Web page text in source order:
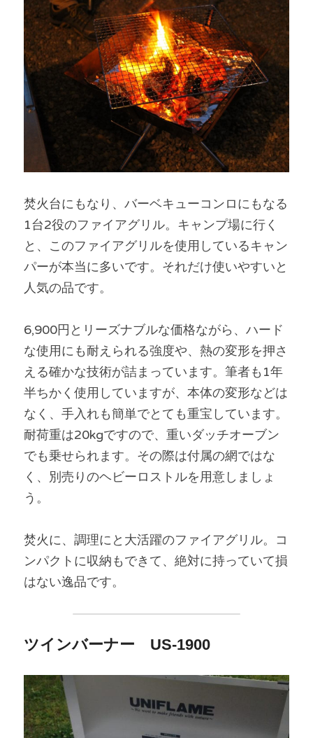
焚火台にもなり、バーベキューコンロにもなる
1台2役のファイアグリル。キャンプ場に行く
と、このファイアグリルを使用しているキャン
パーが本当に多いです。それだけ使いやすいと
人気の品です。
6,900円とリーズナブルな価格ながら、ハード
な使用にも耐えられる強度や、熱の変形を押さ
える確かな技術が詰まっています。筆者も1年
半ちかく使用していますが、本体の変形などは
なく、手入れも簡単でとても重宝しています。
耐荷重は20kgですので、重いダッチオーブン
でも乗せられます。その際は付属の網ではな
く、別売りのヘビーロストルを用意しましょ
う。
焚火に、調理にと大活躍のファイアグリル。コ
ンパクトに収納もできて、絶対に持っていて損
はない逸品です。
ツインバーナー US-1900